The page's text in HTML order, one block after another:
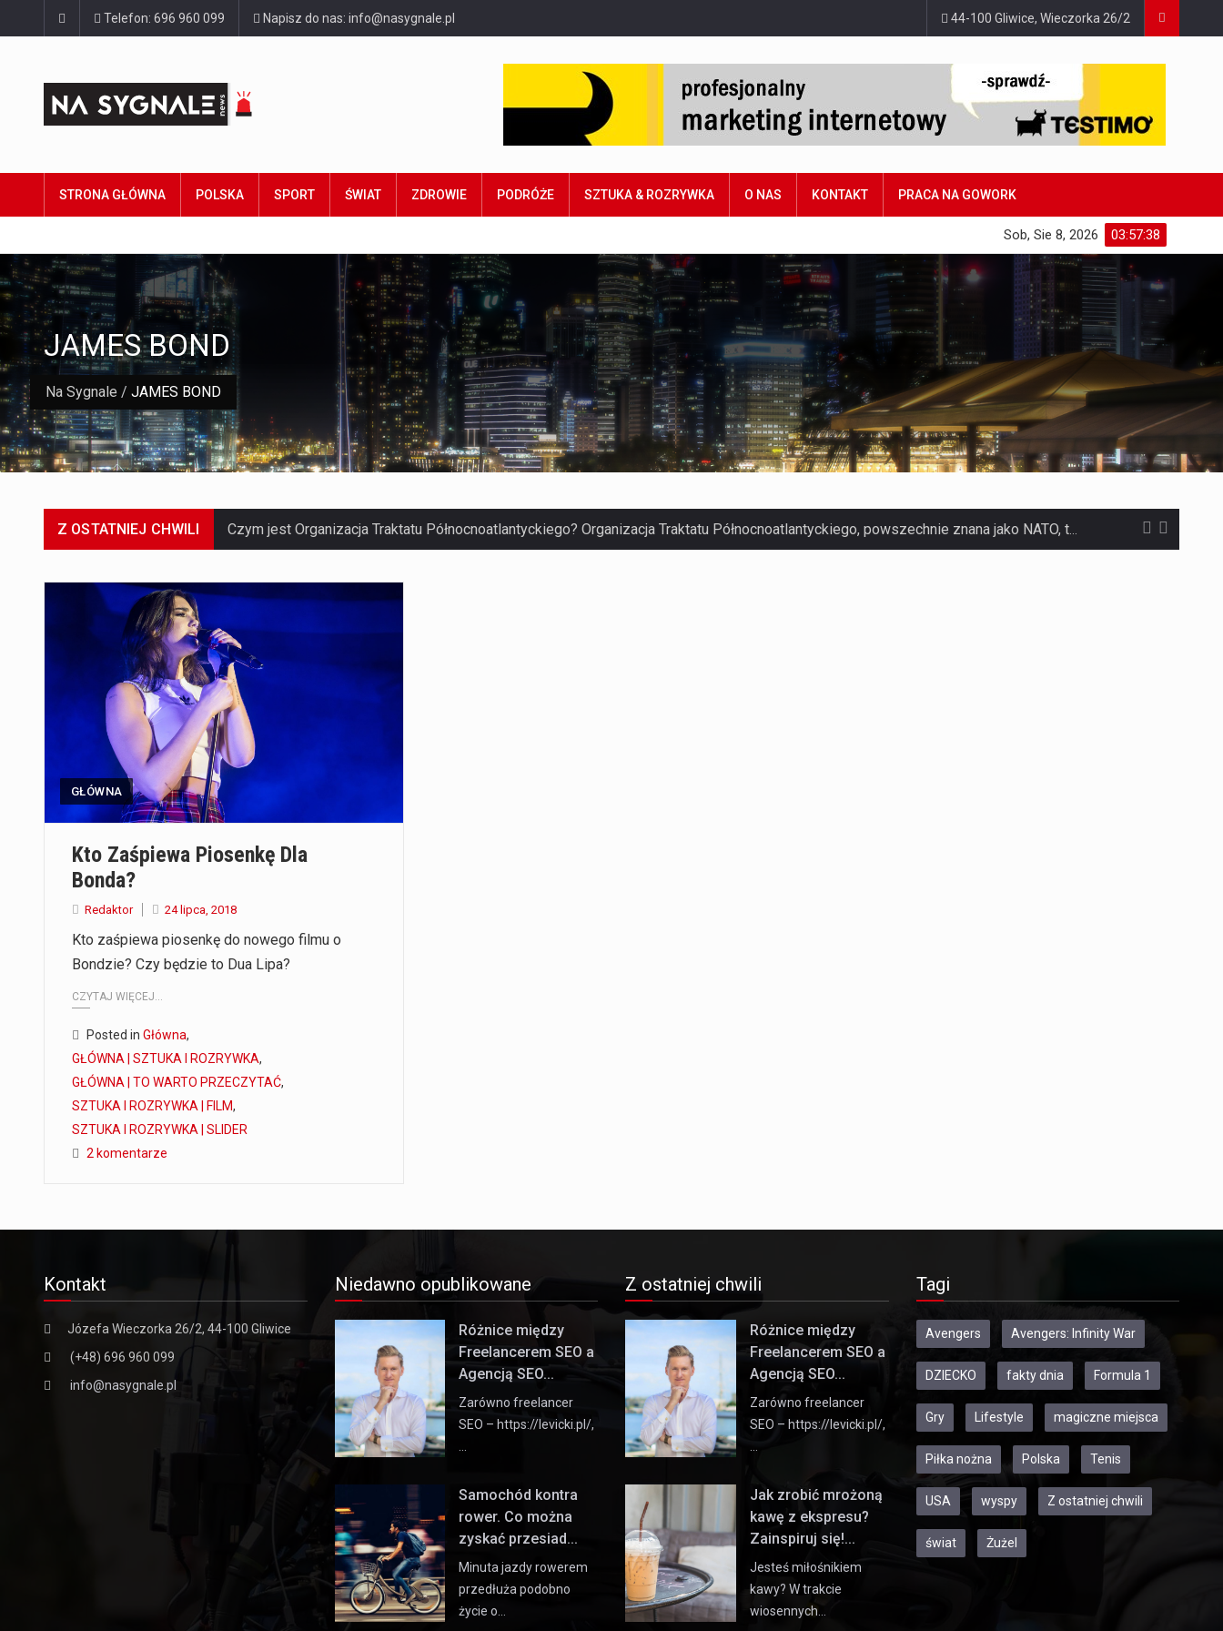
Telefon: 696 960 099 Napisz do nas: info@nasygnale.pl 44-100 Gliwice, Wieczorka 26/2
STRONA GŁÓWNA POLSKA SPORT ŚWIAT ZDROWIE PODRÓŻE SZTUKA & ROZRYWKA O NAS KONTAKT PRACA NA GOWORK
03:57:39
Sob, Sie 8, 2026
Na Sygnale / JAMES BOND
JAMES BOND
Z OSTATNIEJ CHWILI Czym jest Organizacja Traktatu Północnoatlantyckiego? Organizacja Traktatu Północnoatlantyckiego, powszechnie znana jako NATO, to międzynarodowy sojusz polityczno-wojskowy, który powstał 4 kwietnia 1949 roku. Został założony przez…
GŁÓWNA
Kto Zaśpiewa Piosenkę Dla
Bonda?
Redaktor 24 lipca, 2018
Kto zaśpiewa piosenkę do nowego filmu o
Bondzie? Czy będzie to Dua Lipa?
CZYTAJ WIĘCEJ...
Posted in Główna,
GŁÓWNA | SZTUKA I ROZRYWKA,
GŁÓWNA | TO WARTO PRZECZYTAĆ,
SZTUKA I ROZRYWKA | FILM,
SZTUKA I ROZRYWKA | SLIDER
2 komentarze
Kontakt
Józefa Wieczorka 26/2, 44-100 Gliwice
(+48) 696 960 099
info@nasygnale.pl
Niedawno opublikowane
Różnice między
Freelancerem SEO a
Agencją SEO...
Zarówno freelancer
SEO – https://levicki.pl/,
Samochód kontra
rower. Co można
zyskać przesiad...
Minuta jazdy rowerem
przedłuża podobno
życie o…
Z ostatniej chwili
Różnice między
Freelancerem SEO a
Agencją SEO...
Zarówno freelancer
SEO – https://levicki.pl/,
Jak zrobić mrożoną
kawę z ekspresu?
Zainspiruj się!...
Jesteś miłośnikiem
kawy? W trakcie
wiosennych…
Tagi
Avengers Avengers: Infinity War
DZIECKO fakty dnia Formula 1
Gry Lifestyle magiczne miejsca
Piłka nożna Polska Tenis
USA wyspy Z ostatniej chwili
świat Żużel